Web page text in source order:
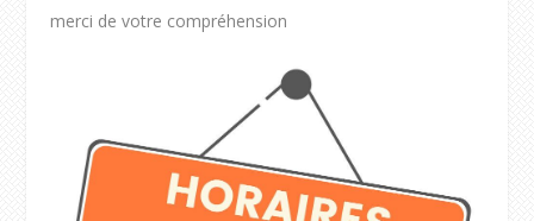
merci de votre compréhension